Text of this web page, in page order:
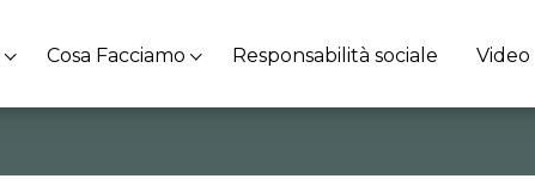
Cosa Facciamo Responsabilità sociale Video